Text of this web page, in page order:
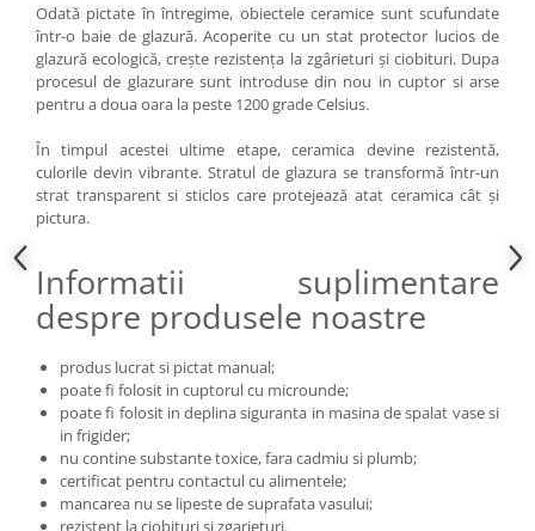
Odată pictate în întregime, obiectele ceramice sunt scufundate
într-o baie de glazură. Acoperite cu un stat protector lucios de
glazură ecologică, crește rezistența la zgârieturi și ciobituri. Dupa
procesul de glazurare sunt introduse din nou in cuptor si arse
pentru a doua oara la peste 1200 grade Celsius.
În timpul acestei ultime etape, ceramica devine rezistentă,
culorile devin vibrante. Stratul de glazura se transformă într-un
strat transparent si sticlos care protejează atat ceramica cât și
pictura.
Informatii suplimentare
despre produsele noastre
produs lucrat si pictat manual;
poate fi folosit in cuptorul cu microunde;
poate fi folosit in deplina siguranta in masina de spalat vase si
in frigider;
nu contine substante toxice, fara cadmiu si plumb;
certificat pentru contactul cu alimentele;
mancarea nu se lipeste de suprafata vasului;
rezistent la ciobituri si zgarieturi.